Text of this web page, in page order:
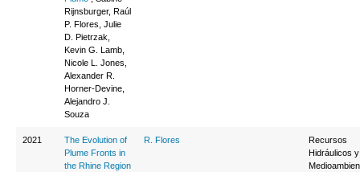
Rijnsburger, Raúl
P. Flores, Julie
D. Pietrzak,
Kevin G. Lamb,
Nicole L. Jones,
Alexander R.
Horner-Devine,
Alejandro J.
Souza
2021
The Evolution of
Plume Fronts in
the Rhine Region
R. Flores
Recursos
Hidráulicos y